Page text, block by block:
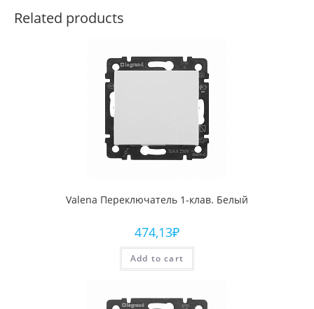
Related products
Valena Переключатель 1-клав. Белый
474,13₽
Add to cart